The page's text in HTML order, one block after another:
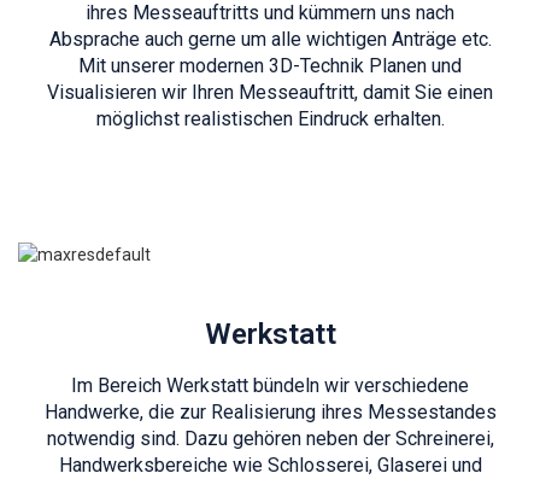
ihres Messeauftritts und kümmern uns nach
Absprache auch gerne um alle wichtigen Anträge etc.
Mit unserer modernen 3D-Technik Planen und
Visualisieren wir Ihren Messeauftritt, damit Sie einen
möglichst realistischen Eindruck erhalten.
Werkstatt
Im Bereich Werkstatt bündeln wir verschiedene
Handwerke, die zur Realisierung ihres Messestandes
notwendig sind. Dazu gehören neben der Schreinerei,
Handwerksbereiche wie Schlosserei, Glaserei und